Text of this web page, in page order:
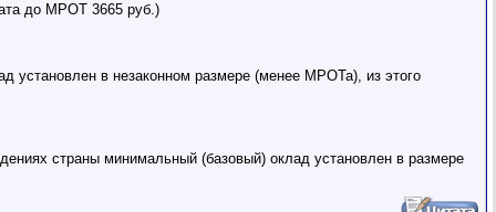
до МРОТ 3665 руб.)
установлен в незаконном размере (менее МРОТа), из этого
страны минимальный (базовый) оклад установлен в размере